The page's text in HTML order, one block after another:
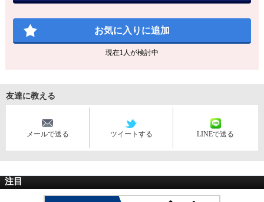
お気に入りに追加
現在1人が検討中
友達に教える
メールで送る ツイートする LINEで送る
注目